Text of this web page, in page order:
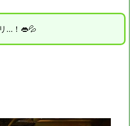
…！👄💦